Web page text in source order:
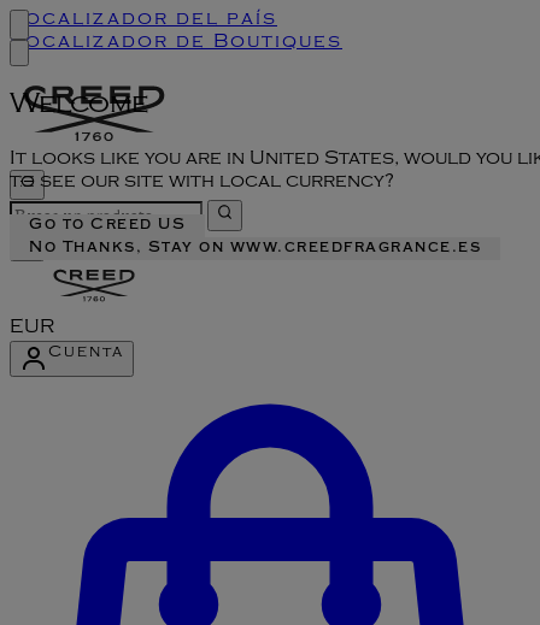
Welcome
It looks like you are in United States, would you
to see our site with local currency?
Go to Creed US
No Thanks, Stay on www.creedfragrance.es
Localizador del país
Localizador de Boutiques
EUR
Cuenta